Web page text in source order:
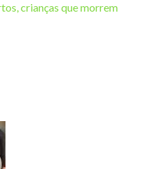
crianças que morrem